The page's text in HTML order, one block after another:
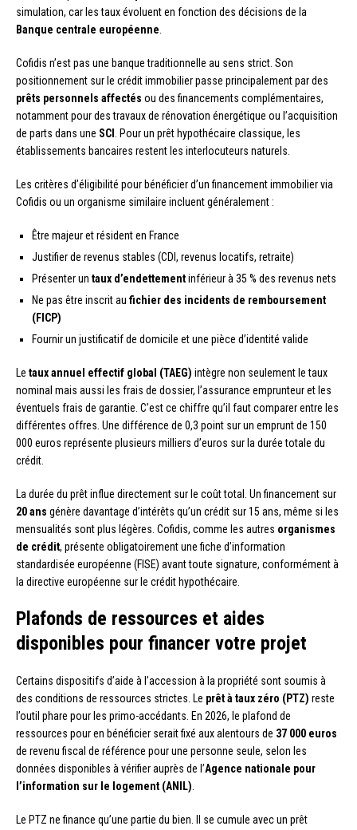
simulation, car les taux évoluent en fonction des décisions de la
Banque centrale européenne.
Cofidis n’est pas une banque traditionnelle au sens strict. Son
positionnement sur le crédit immobilier passe principalement par des
prêts personnels affectés ou des financements complémentaires,
notamment pour des travaux de rénovation énergétique ou l’acquisition
de parts dans une SCI . Pour un prêt hypothécaire classique, les
établissements bancaires restent les interlocuteurs naturels.
Les critères d’éligibilité pour bénéficier d’un financement immobilier via
Cofidis ou un organisme similaire incluent généralement :
Être majeur et résident en France
Justifier de revenus stables (CDI, revenus locatifs, retraite)
Présenter un taux d’endettementinférieur à 35 % des revenus nets
Ne pas être inscrit au fichier des incidents de remboursement
(FICP)
Fournir un justificatif de domicile et une pièce d’identité valide
Le taux annuel effectif global (TAEG) intègre non seulement le taux
nominal mais aussi les frais de dossier, l’assurance emprunteur et les
éventuels frais de garantie. C’est ce chiffre qu’il faut comparer entre les
différentes offres. Une différence de 0,3 point sur un emprunt de 150
000 euros représente plusieurs milliers d’euros sur la durée totale du
crédit.
La durée du prêt influe directement sur le coût total. Un financement sur
20 ans génère davantage d’intérêts qu’un crédit sur 15 ans, même si les
mensualités sont plus légères. Cofidis, comme les autres organismes
de crédit, présente obligatoirement une fiche d’information
standardisée européenne (FISE) avant toute signature, conformément à
la directive européenne sur le crédit hypothécaire.
Plafonds de ressources et aides
disponibles pour financer votre projet
Certains dispositifs d’aide à l’accession à la propriété sont soumis à
des conditions de ressources strictes. Le prêt à taux zéro (PTZ) reste
l’outil phare pour les primo-accédants. En 2026, le plafond de
ressources pour en bénéficier serait fixé aux alentours de 37 000 euros
de revenu fiscal de référence pour une personne seule, selon les
données disponibles à vérifier auprès de l’Agence nationale pour
l’information sur le logement (ANIL).
Le PTZ ne finance qu’une partie du bien. Il se cumule avec un prêt